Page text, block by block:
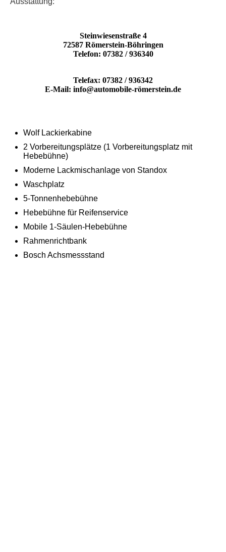
Steinwiesenstraße 4
72587 Römerstein-Böhringen
Telefon: 07382 / 936340
Telefax: 07382 / 936342
E-Mail: info@automobile-römerstein.de
Wolf Lackierkabine
2 Vorbereitungsplätze (1 Vorbereitungsplatz mit
Hebebühne)
Moderne Lackmischanlage von Standox
Waschplatz
5-Tonnenhebebühne
Hebebühne für Reifenservice
Mobile 1-Säulen-Hebebühne
Rahmenrichtbank
Bosch Achsmessstand